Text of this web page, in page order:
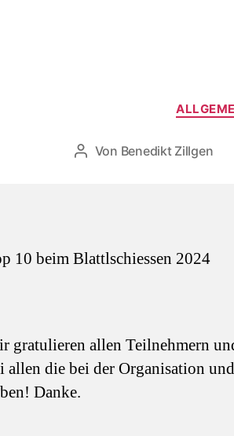
Beitragsautor
Von Benedikt Zillgen
10 beim Blattlschiessen 2024
gratulieren allen Teilnehmern
allen die bei der Organisation
Danke.